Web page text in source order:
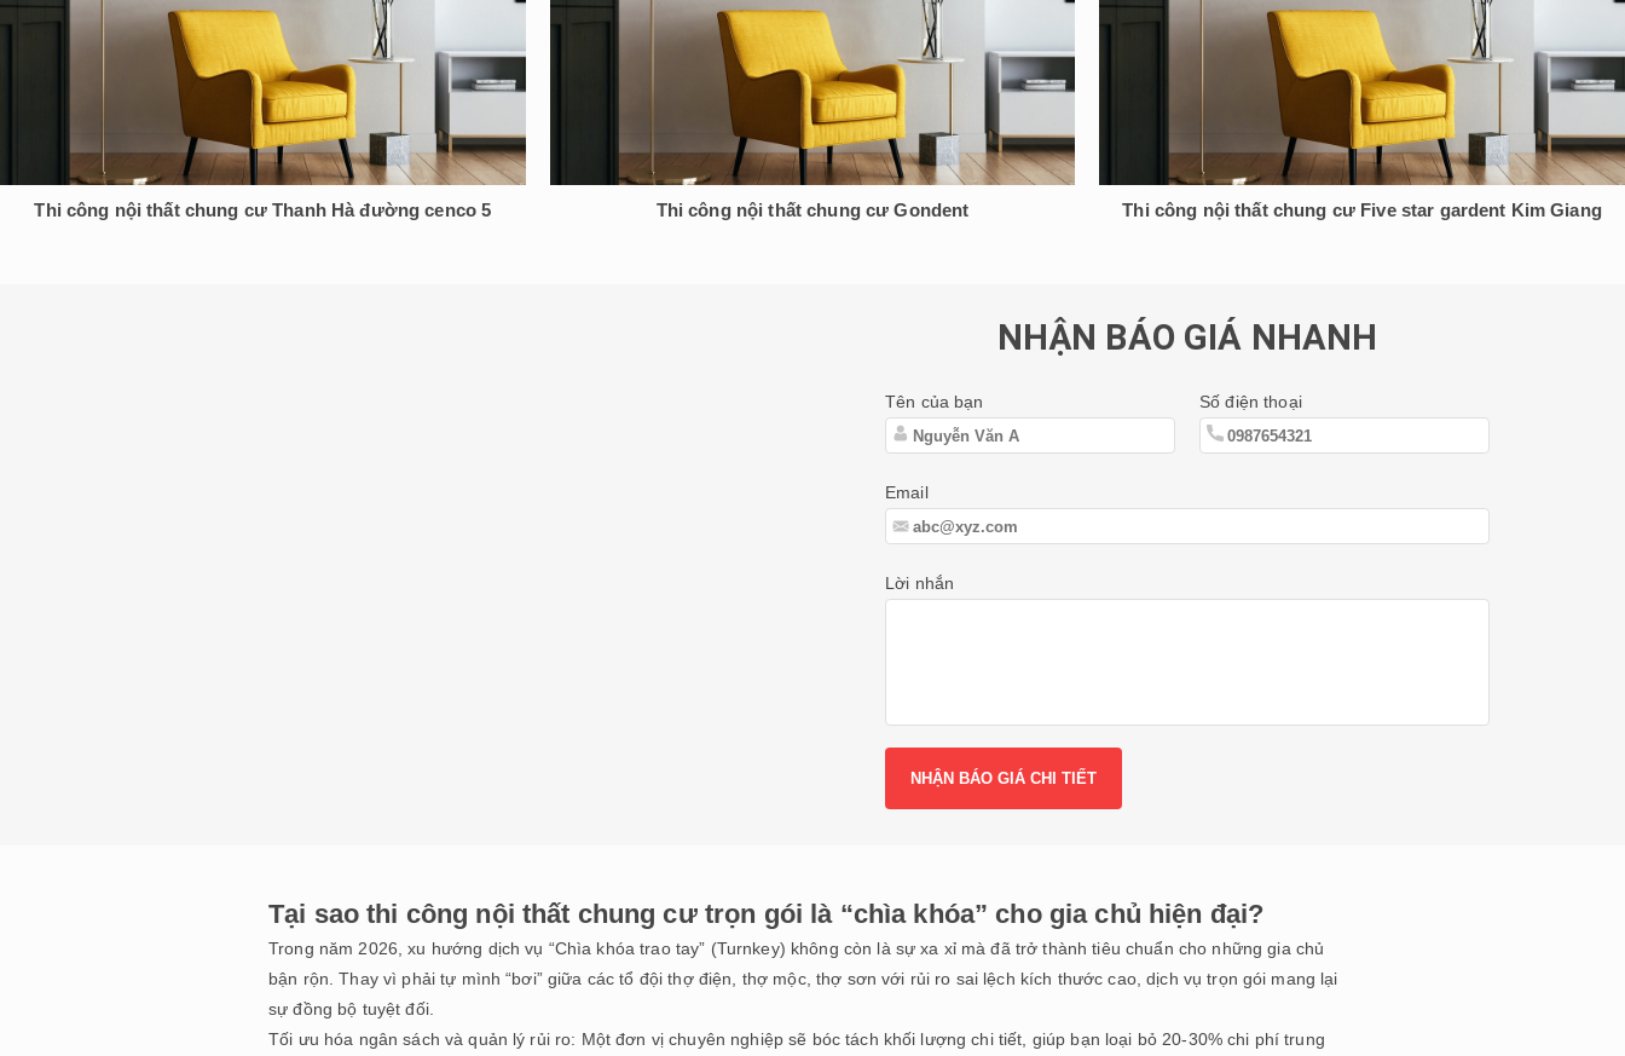
Thi công nội thất chung cư Thanh Hà đường cenco 5 Thi công nội thất chung cư Gondent Thi công nội thất chung cư Five star gardent Kim Giang
NHẬN BÁO GIÁ NHANH
Tên của bạn Số điện thoại
Email
Lời nhắn
Tại sao thi công nội thất chung cư trọn gói là “chìa khóa” cho gia chủ hiện đại?
Trong năm 2026, xu hướng dịch vụ “Chìa khóa trao tay” (Turnkey) không còn là sự xa xỉ mà đã trở thành tiêu chuẩn cho những gia chủ
bận rộn. Thay vì phải tự mình “bơi” giữa các tổ đội thợ điện, thợ mộc, thợ sơn với rủi ro sai lệch kích thước cao, dịch vụ trọn gói mang lại
sự đồng bộ tuyệt đối.
Tối ưu hóa ngân sách và quản lý rủi ro: Một đơn vị chuyên nghiệp sẽ bóc tách khối lượng chi tiết, giúp bạn loại bỏ 20-30% chi phí trung